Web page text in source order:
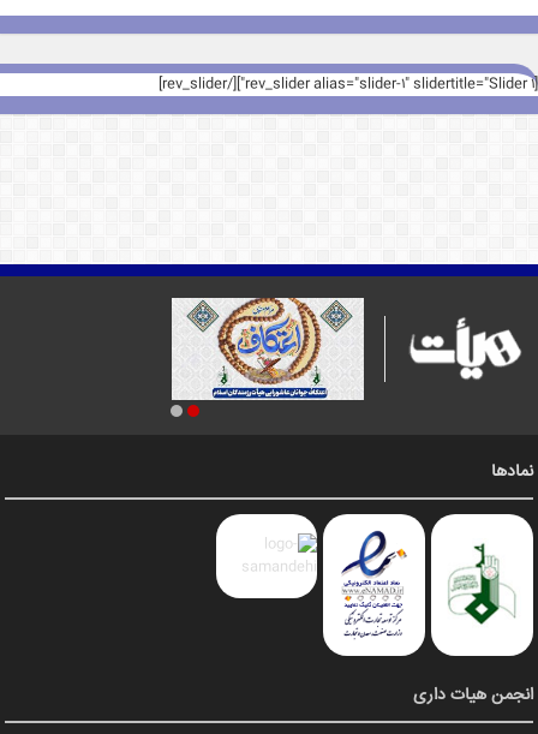
[rev_slider alias="slider-1" slidertitle="Slider 1"][/rev_slider]
نمادها
انجمن هیات داری